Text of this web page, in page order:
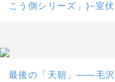
こう側シリーズ」)–室
最後の「天朝」――毛沢